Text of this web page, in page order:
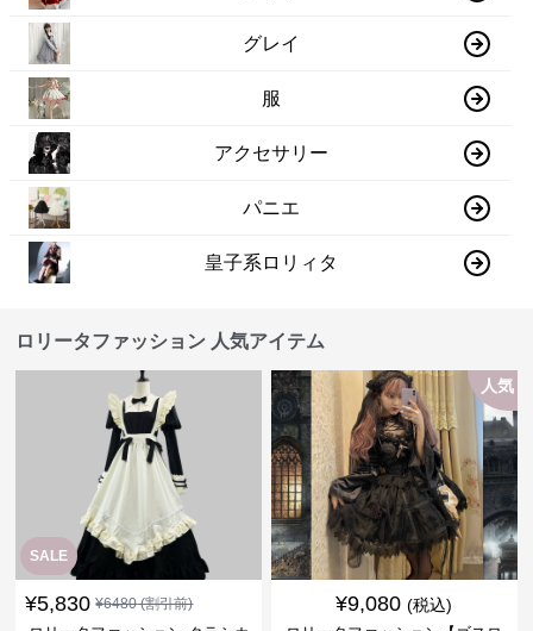
グレイ
服
アクセサリー
パニエ
皇子系ロリィタ
ロリータファッション 人気アイテム
SALE
¥5,830 ¥6480(割引前)
人気
¥9,080 (税込)